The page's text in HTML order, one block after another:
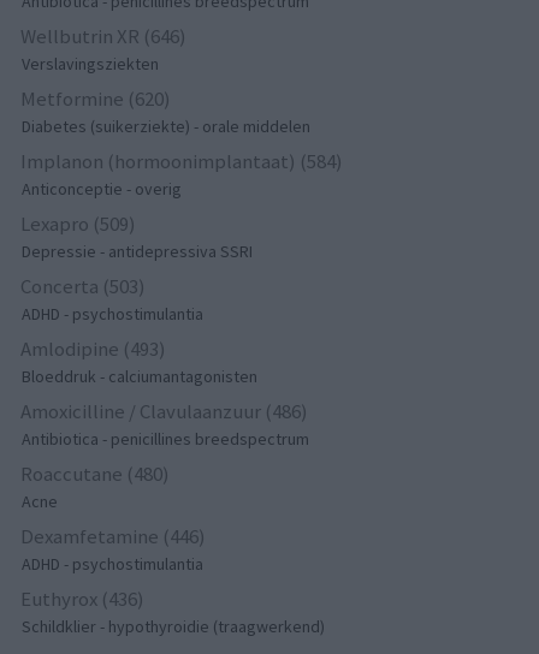
Wellbutrin XR (646)
Verslavingsziekten
Metformine (620)
Diabetes (suikerziekte) - orale middelen
Implanon (hormoonimplantaat) (584)
Anticonceptie - overig
Lexapro (509)
Depressie - antidepressiva SSRI
Concerta (503)
ADHD - psychostimulantia
Amlodipine (493)
Bloeddruk - calciumantagonisten
Amoxicilline / Clavulaanzuur (486)
Antibiotica - penicillines breedspectrum
Roaccutane (480)
Acne
Dexamfetamine (446)
ADHD - psychostimulantia
Euthyrox (436)
Schildklier - hypothyroidie (traagwerkend)